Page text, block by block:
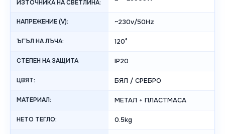
ИЗТОЧНИКА НА СВЕТЛИНА:
НАПРЕЖЕНИЕ (V): ~230v/50Hz
ЪГЪЛ НА ЛЪЧА: 120°
СТЕПЕН НА ЗАЩИТА IP20
ЦВЯТ: БЯЛ / СРЕБРО
МАТЕРИАЛ: МЕТАЛ + ПЛАСТМАСА
НЕТО ТЕГЛО: 0.5kg